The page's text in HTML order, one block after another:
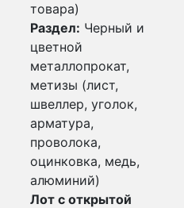
товара)
Раздел: Черный и
цветной
металлопрокат,
метизы (лист,
швеллер, уголок,
арматура,
проволока,
оцинковка, медь,
алюминий)
Лот с открытой